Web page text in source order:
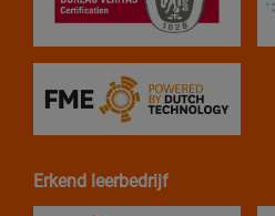
Erkend leerbedrijf